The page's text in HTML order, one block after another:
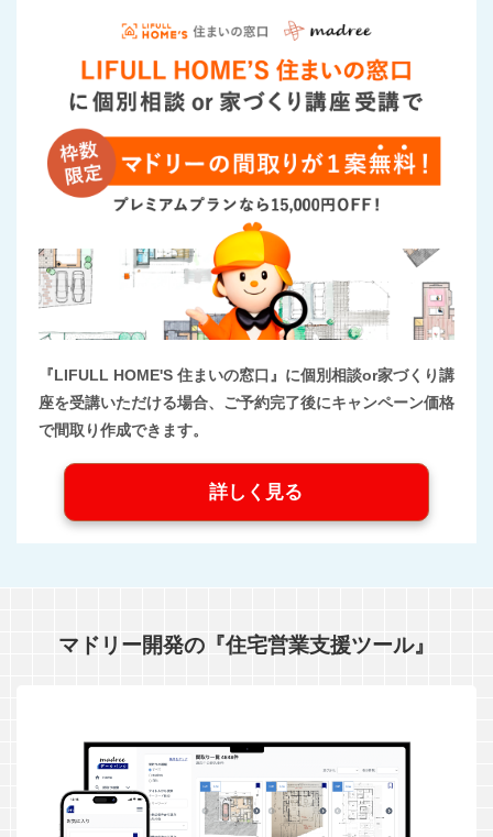
『LIFULL HOME'S 住まいの窓口』に個別相談or家づくり講
座を受講いただける場合、ご予約完了後にキャンペーン価格
で間取り作成できます。
詳しく見る
マドリー開発の『住宅営業支援ツール』